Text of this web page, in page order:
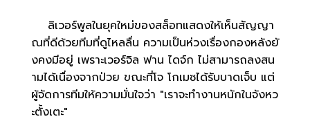
ลิเวอร์พูลในยุคใหม่ของสล็อทแสดงให้เห็นสัญญา
ณที่ดีด้วยทีมที่ดูไหลลื่น ความเป็นห่วงเรื่องกองหลังยั
งคงมีอยู่ เพราะเวอร์จิล ฟาน ไดจ์ก ไม่สามารถลงสน
ามได้เนื่องจากป่วย ขณะที่โจ โกเมซได้รับบาดเจ็บ แต่
ผู้จัดการทีมให้ความมั่นใจว่า "เราจะทำงานหนักในจังหว
ะตั้งเตะ"